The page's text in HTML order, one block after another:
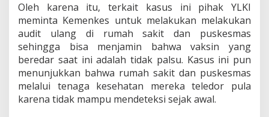
a
e
m
e
n
k
e
d
Oleh karena itu, terkait kasus ini pihak YLKI
meminta Kemenkes untuk melakukan melakukan
audit ulang di rumah sakit dan puskesmas
sehingga bisa menjamin bahwa vaksin yang
beredar saat ini adalah tidak palsu. Kasus ini pun
menunjukkan bahwa rumah sakit dan puskesmas
melalui tenaga kesehatan mereka teledor pula
karena tidak mampu mendeteksi sejak awal.